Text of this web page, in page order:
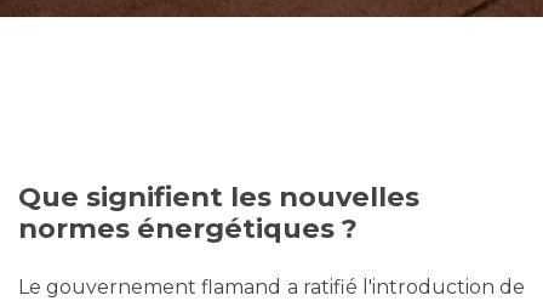
Que signifient les nouvelles
normes énergétiques ?
Le gouvernement flamand a ratifié l'introduction de